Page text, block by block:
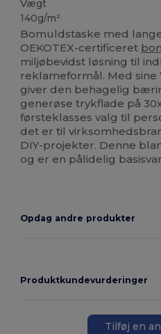
Vægt
140g/m²
Bomuldstaske med lange
OEKOTEX-certificeret
miljøbevidst løsning til
reklameformål. Med sine
giver den behagelig
generøse trykflade på
førsteklasses valg til
det er til
DIY-projekter. Denne
og er en pålidelig
Opdag andre produkter
Produktkundevurderinger
Tilføj en